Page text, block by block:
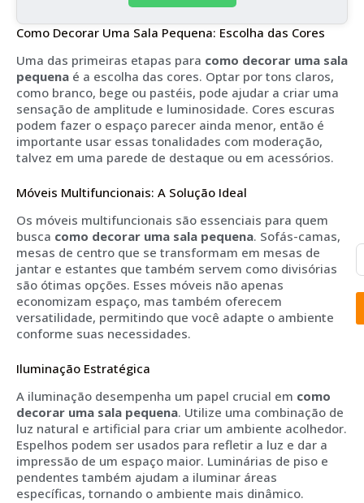
Como Decorar Uma Sala Pequena: Escolha das Cores
Uma das primeiras etapas para como decorar uma sala
pequena é a escolha das cores. Optar por tons claros,
como branco, bege ou pastéis, pode ajudar a criar uma
sensação de amplitude e luminosidade. Cores escuras
podem fazer o espaço parecer ainda menor, então é
importante usar essas tonalidades com moderação,
talvez em uma parede de destaque ou em acessórios.
Móveis Multifuncionais: A Solução Ideal
Os móveis multifuncionais são essenciais para quem
busca como decorar uma sala pequena. Sofás-camas,
mesas de centro que se transformam em mesas de
jantar e estantes que também servem como divisórias
são ótimas opções. Esses móveis não apenas
economizam espaço, mas também oferecem
versatilidade, permitindo que você adapte o ambiente
conforme suas necessidades.
Iluminação Estratégica
A iluminação desempenha um papel crucial em como
decorar uma sala pequena. Utilize uma combinação de
luz natural e artificial para criar um ambiente acolhedor.
Espelhos podem ser usados para refletir a luz e dar a
impressão de um espaço maior. Luminárias de piso e
pendentes também ajudam a iluminar áreas
específicas, tornando o ambiente mais dinâmico.